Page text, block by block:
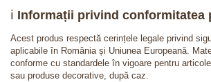
ℹ️ Informații privind conformitatea
Acest produs respectă cerințele legale privind
aplicabile în România și Uniunea Europeană.
conforme cu standardele în vigoare pentru
sau produse decorative, după caz.